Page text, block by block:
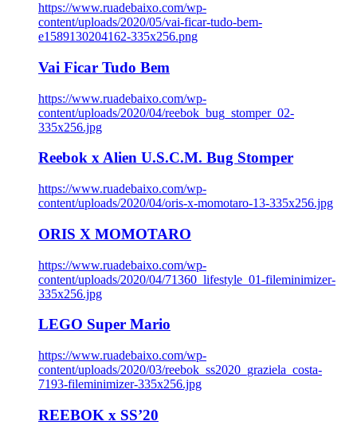
https://www.ruadebaixo.com/wp-
content/uploads/2020/05/vai-ficar-tudo-bem-
e1589130204162-335x256.png
Vai Ficar Tudo Bem
https://www.ruadebaixo.com/wp-
content/uploads/2020/04/reebok_bug_stomper_02-
335x256.jpg
Reebok x Alien U.S.C.M. Bug Stomper
https://www.ruadebaixo.com/wp-
content/uploads/2020/04/oris-x-momotaro-13-335x256.jpg
ORIS X MOMOTARO
https://www.ruadebaixo.com/wp-
content/uploads/2020/04/71360_lifestyle_01-fileminimizer-
335x256.jpg
LEGO Super Mario
https://www.ruadebaixo.com/wp-
content/uploads/2020/03/reebok_ss2020_graziela_costa-
7193-fileminimizer-335x256.jpg
REEBOK x SS’20